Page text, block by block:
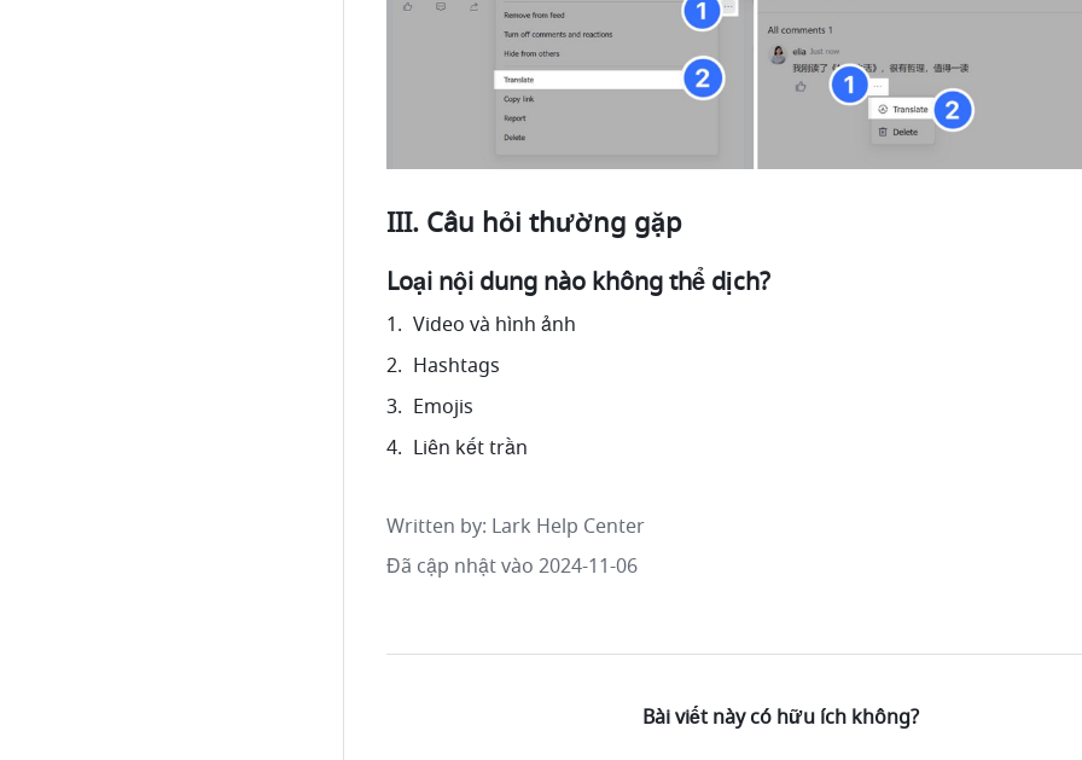
III. Câu hỏi thường gặp
Loại nội dung nào không thể dịch?
Video và hình ảnh
Hashtags
Emojis
Liên kết trần
Written by: Lark Help Center
Đã cập nhật vào 2024-11-06
Bài viết này có hữu ích không?